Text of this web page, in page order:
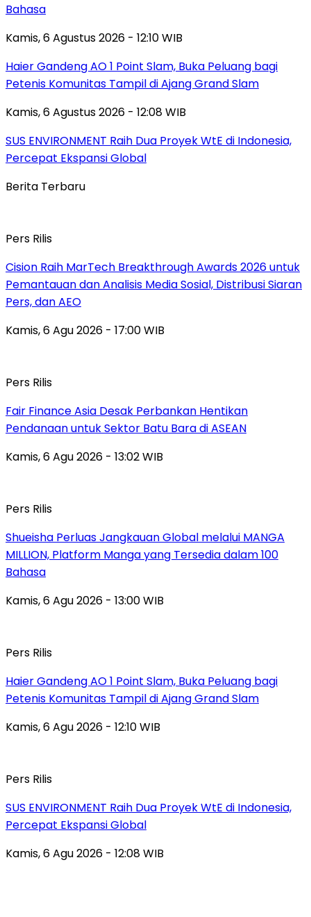
Bahasa
Kamis, 6 Agustus 2026 - 12:10 WIB
Haier Gandeng AO 1 Point Slam, Buka Peluang bagi
Petenis Komunitas Tampil di Ajang Grand Slam
Kamis, 6 Agustus 2026 - 12:08 WIB
SUS ENVIRONMENT Raih Dua Proyek WtE di Indonesia,
Percepat Ekspansi Global
Berita Terbaru
Pers Rilis
Cision Raih MarTech Breakthrough Awards 2026 untuk
Pemantauan dan Analisis Media Sosial, Distribusi Siaran
Pers, dan AEO
Kamis, 6 Agu 2026 - 17:00 WIB
Pers Rilis
Fair Finance Asia Desak Perbankan Hentikan
Pendanaan untuk Sektor Batu Bara di ASEAN
Kamis, 6 Agu 2026 - 13:02 WIB
Pers Rilis
Shueisha Perluas Jangkauan Global melalui MANGA
MILLION, Platform Manga yang Tersedia dalam 100
Bahasa
Kamis, 6 Agu 2026 - 13:00 WIB
Pers Rilis
Haier Gandeng AO 1 Point Slam, Buka Peluang bagi
Petenis Komunitas Tampil di Ajang Grand Slam
Kamis, 6 Agu 2026 - 12:10 WIB
Pers Rilis
SUS ENVIRONMENT Raih Dua Proyek WtE di Indonesia,
Percepat Ekspansi Global
Kamis, 6 Agu 2026 - 12:08 WIB